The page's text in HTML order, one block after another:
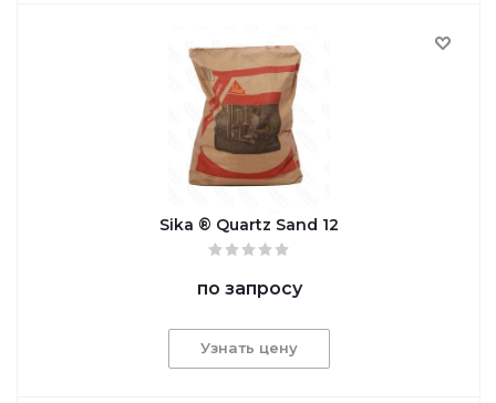
Sika ® Quartz Sand 12
по запросу
Узнать цену